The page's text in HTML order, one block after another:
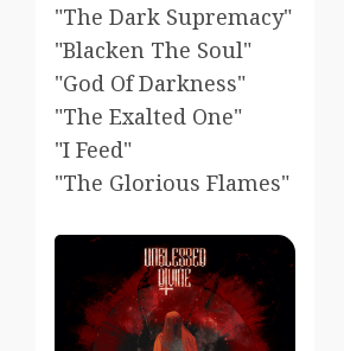
"The Dark Supremacy"
"Blacken The Soul"
"God Of Darkness"
"The Exalted One"
"I Feed"
"The Glorious Flames"